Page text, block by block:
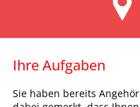
Ihre Aufgaben
Sie haben bereits